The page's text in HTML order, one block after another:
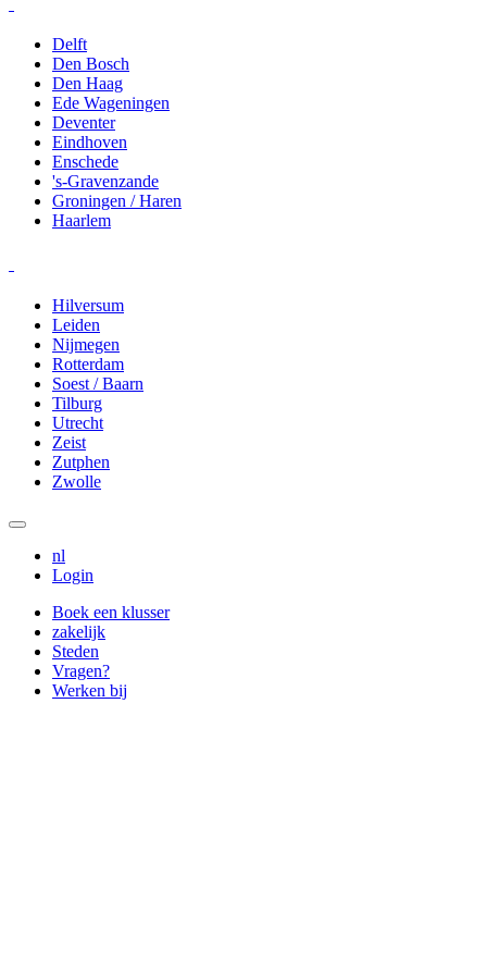
Delft
Den Bosch
Den Haag
Ede Wageningen
Deventer
Eindhoven
Enschede
's-Gravenzande
Groningen / Haren
Haarlem
Hilversum
Leiden
Nijmegen
Rotterdam
Soest / Baarn
Tilburg
Utrecht
Zeist
Zutphen
Zwolle
nl
Login
Boek een klusser
zakelijk
Steden
Vragen?
Werken bij